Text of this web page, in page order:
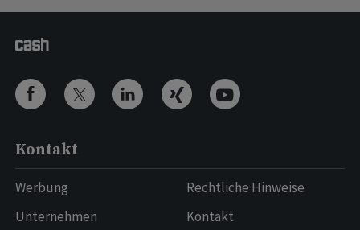
Kontakt
Werbung
Unternehmen
Rechtliche Hinweise
Kontakt